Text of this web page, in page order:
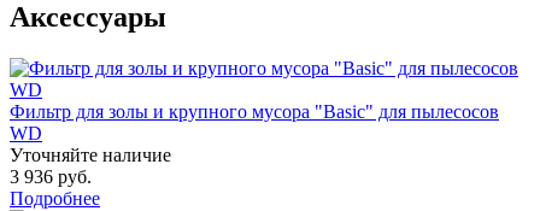
Аксессуары
Фильтр для золы и крупного мусора "Basic" для пылесосов
WD
Уточняйте наличие
3 936 руб.
Подробнее